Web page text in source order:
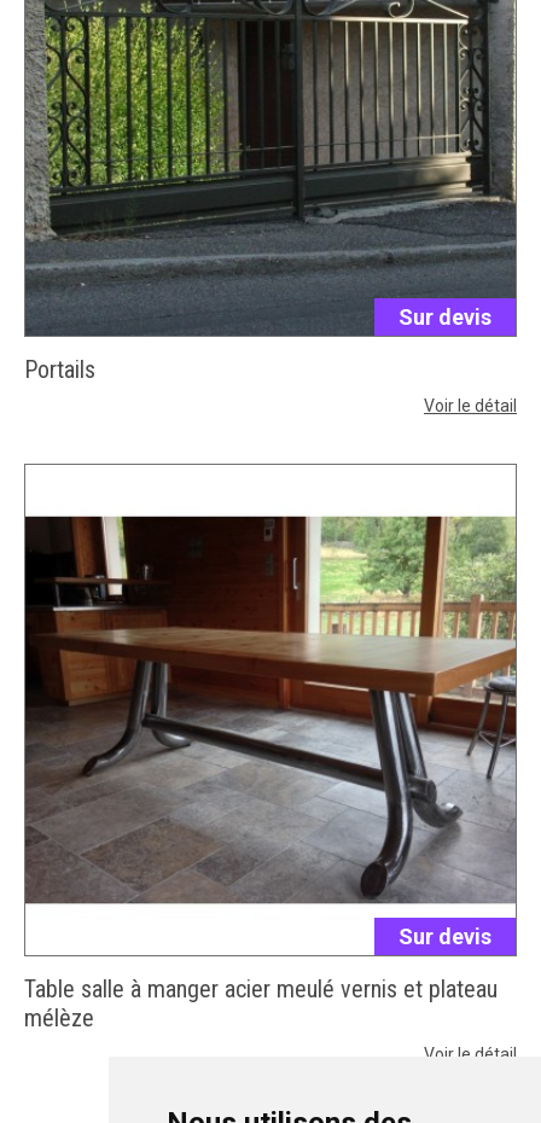
Sur devis
Portails
Voir le détail
Sur devis
Table salle à manger acier meulé vernis et plateau
mélèze
Voir le détail